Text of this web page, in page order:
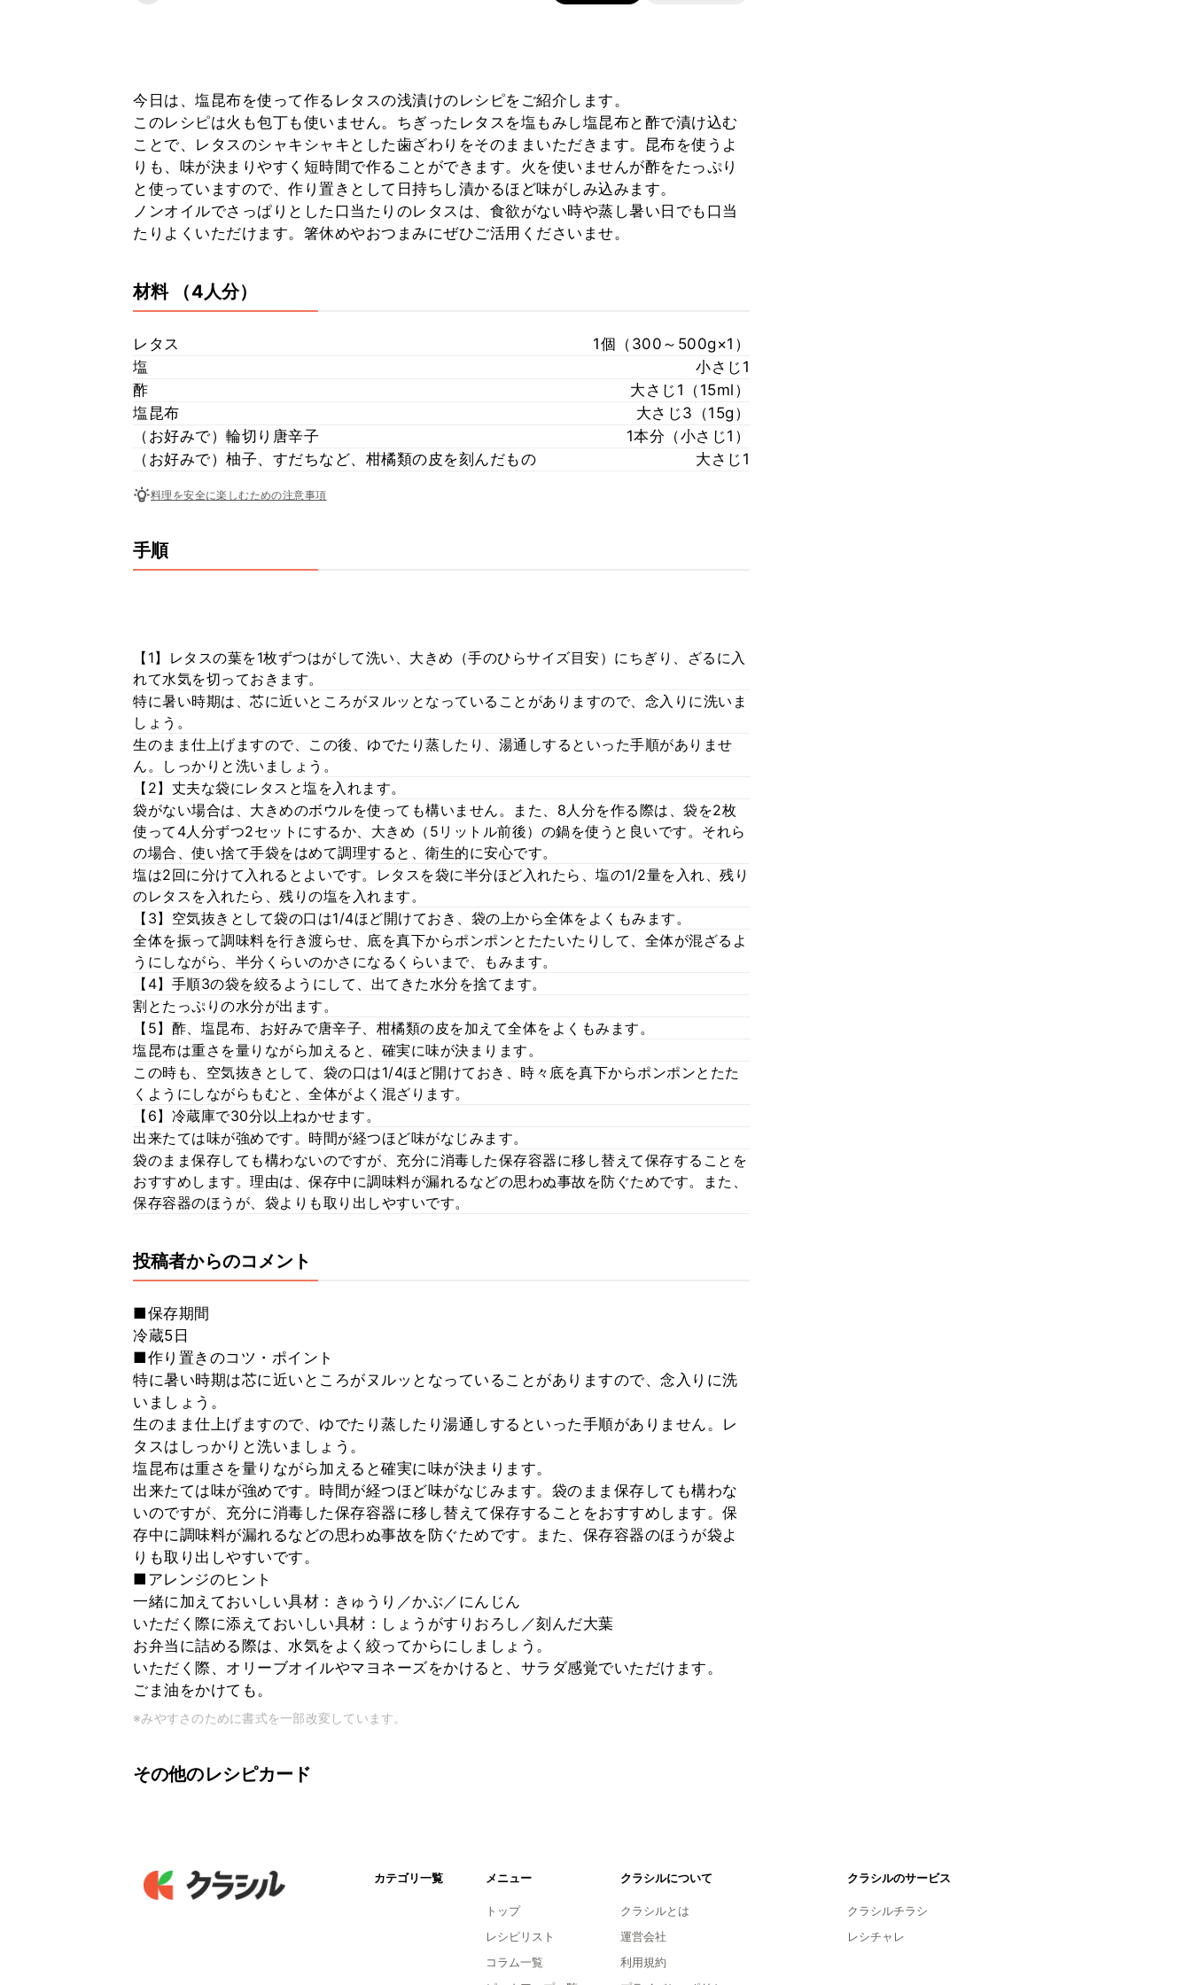
今日は、塩昆布を使って作るレタスの浅漬けのレシピをご紹介します。
このレシピは火も包丁も使いません。ちぎったレタスを塩もみし塩昆布と酢で漬け込む
ことで、レタスのシャキシャキとした歯ざわりをそのままいただきます。昆布を使うよ
りも、味が決まりやすく短時間で作ることができます。火を使いませんが酢をたっぷり
と使っていますので、作り置きとして日持ちし漬かるほど味がしみ込みます。
ノンオイルでさっぱりとした口当たりのレタスは、食欲がない時や蒸し暑い日でも口当
たりよくいただけます。箸休めやおつまみにぜひご活用くださいませ。
材料 （4人分）
レタス
1個（300～500g×1）
塩
小さじ1
酢
大さじ1（15ml）
塩昆布
大さじ3（15g）
（お好みで）輪切り唐辛子
1本分（小さじ1）
（お好みで）柚子、すだちなど、柑橘類の皮を刻んだもの
大さじ1
料理を安全に楽しむための注意事項
手順
【1】レタスの葉を1枚ずつはがして洗い、大きめ（手のひらサイズ目安）にちぎり、ざるに入
れて水気を切っておきます。
特に暑い時期は、芯に近いところがヌルッとなっていることがありますので、念入りに洗いま
しょう。
生のまま仕上げますので、この後、ゆでたり蒸したり、湯通しするといった手順がありませ
ん。しっかりと洗いましょう。
【2】丈夫な袋にレタスと塩を入れます。
袋がない場合は、大きめのボウルを使っても構いません。また、8人分を作る際は、袋を2枚
使って4人分ずつ2セットにするか、大きめ（5リットル前後）の鍋を使うと良いです。それら
の場合、使い捨て手袋をはめて調理すると、衛生的に安心です。
塩は2回に分けて入れるとよいです。レタスを袋に半分ほど入れたら、塩の1/2量を入れ、残り
のレタスを入れたら、残りの塩を入れます。
【3】空気抜きとして袋の口は1/4ほど開けておき、袋の上から全体をよくもみます。
全体を振って調味料を行き渡らせ、底を真下からポンポンとたたいたりして、全体が混ざるよ
うにしながら、半分くらいのかさになるくらいまで、もみます。
【4】手順3の袋を絞るようにして、出てきた水分を捨てます。
割とたっぷりの水分が出ます。
【5】酢、塩昆布、お好みで唐辛子、柑橘類の皮を加えて全体をよくもみます。
塩昆布は重さを量りながら加えると、確実に味が決まります。
この時も、空気抜きとして、袋の口は1/4ほど開けておき、時々底を真下からポンポンとたた
くようにしながらもむと、全体がよく混ざります。
【6】冷蔵庫で30分以上ねかせます。
出来たては味が強めです。時間が経つほど味がなじみます。
袋のまま保存しても構わないのですが、充分に消毒した保存容器に移し替えて保存することを
おすすめします。理由は、保存中に調味料が漏れるなどの思わぬ事故を防ぐためです。また、
保存容器のほうが、袋よりも取り出しやすいです。
投稿者からのコメント
■保存期間
冷蔵5日
■作り置きのコツ・ポイント
特に暑い時期は芯に近いところがヌルッとなっていることがありますので、念入りに洗
いましょう。
生のまま仕上げますので、ゆでたり蒸したり湯通しするといった手順がありません。レ
タスはしっかりと洗いましょう。
塩昆布は重さを量りながら加えると確実に味が決まります。
出来たては味が強めです。時間が経つほど味がなじみます。袋のまま保存しても構わな
いのですが、充分に消毒した保存容器に移し替えて保存することをおすすめします。保
存中に調味料が漏れるなどの思わぬ事故を防ぐためです。また、保存容器のほうが袋よ
りも取り出しやすいです。
■アレンジのヒント
一緒に加えておいしい具材：きゅうり／かぶ／にんじん
いただく際に添えておいしい具材：しょうがすりおろし／刻んだ大葉
お弁当に詰める際は、水気をよく絞ってからにしましょう。
いただく際、オリーブオイルやマヨネーズをかけると、サラダ感覚でいただけます。
ごま油をかけても。
※みやすさのために書式を一部改変しています。
その他のレシピカード
カテゴリ一覧 メニュー
トップ
レシピリスト
コラム一覧
クラシルについて
クラシルとは
運営会社
利用規約
クラシルのサービス
クラシルチラシ
レシチャレ